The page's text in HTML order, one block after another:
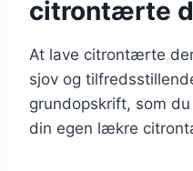
citrontærte
At lave citrontærte
sjov og
grundopskrift, som
din egen lækre